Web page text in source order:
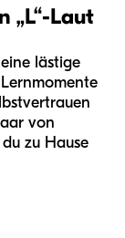
„L“-Laut
lästige
von
zu Hause